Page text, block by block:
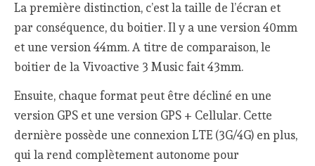
La première distinction, c’est la taille de l’écran et
par conséquence, du boitier. Il y a une version 40mm
et une version 44mm. A titre de comparaison, le
boitier de la Vivoactive 3 Music fait 43mm.
Ensuite, chaque format peut être décliné en une
version GPS et une version GPS + Cellular. Cette
dernière possède une connexion LTE (3G/4G) en plus,
qui la rend complètement autonome pour